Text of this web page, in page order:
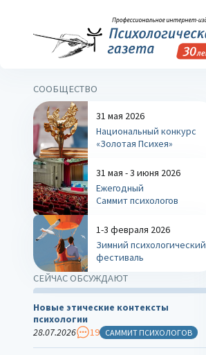
СООБЩЕСТВО
31 мая 2026
Национальный конкурс
«Золотая Психея»
31 мая - 3 июня 2026
Ежегодный
Саммит психологов
1-3 февраля 2026
Зимний психологический
фестиваль
СЕЙЧАС ОБСУЖДАЮТ
Новые этические контексты
психологии
28.07.2026
19 САММИТ ПСИХОЛОГОВ